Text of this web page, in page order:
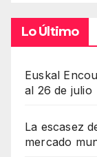
Lo Último
Euskal
al 26 de julio
La escasez
mercado